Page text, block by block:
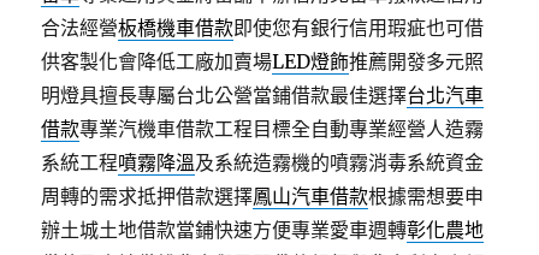
合法經營板橋機車借款即使您有銀行信用瑕疵也可借
供客製化會降低工廠加賣場LED燈飾推薦開發多元照
明燈具擅長專屬台北公營當鋪借款最佳選擇台北汽車
借款專業汽機車借款工程目標全自動專業經營人造霧
系統工程噴霧降溫及系統造霧機的噴霧消毒系統資金
周轉的需求抵押借款選擇鳳山汽車借款根據需想要申
辦土城土地借款當鋪快速方便專業愛車週轉彰化農地